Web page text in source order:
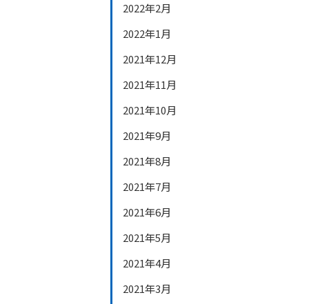
2022年2月
2022年1月
2021年12月
2021年11月
2021年10月
2021年9月
2021年8月
2021年7月
2021年6月
2021年5月
2021年4月
2021年3月